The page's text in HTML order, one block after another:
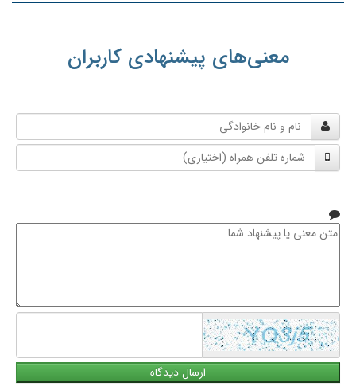
معنی‌های پیشنهادی کاربران
و
نام
خانوادگی
شماره
تلفن
متن